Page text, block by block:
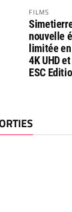
FILMS
nouvelle
limitée
4K UHD
ESC